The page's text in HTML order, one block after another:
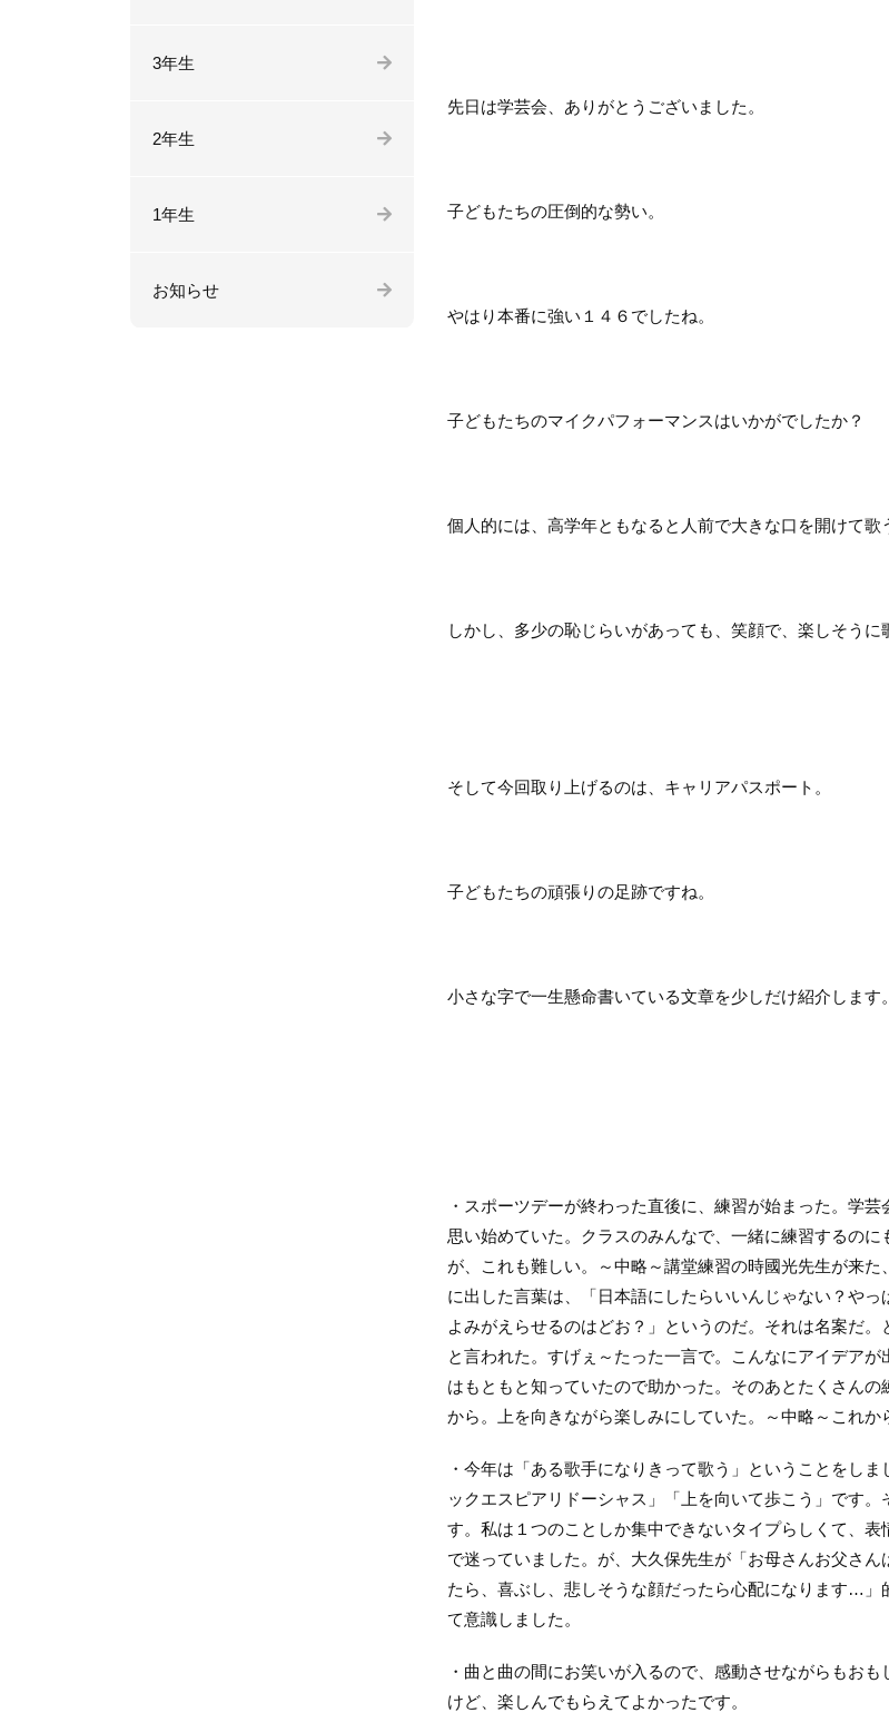
先日は学芸会、ありがとうございました。
子どもたちの圧倒的な勢い。
やはり本番に強い１４６でしたね。
子どもたちのマイクパフォーマンスはいかがでしたか？
個人的には、高学年ともなると人前で大きな口を開けて歌
しかし、多少の恥じらいがあっても、笑顔で、楽しそう
そして今回取り上げるのは、キャリアパスポート。
子どもたちの頑張りの足跡ですね。
小さな字で一生懸命書いている文章を少しだけ紹介します。
・スポーツデーが終わった直後に、練習が始まった。学
思い始めていた。クラスのみんなで、一緒に練習するの
が、これも難しい。～中略～講堂練習の時國光先生が来
に出した言葉は、「日本語にしたらいいんじゃない？や
よみがえらせるのはどお？」というのだ。それは名案だ
と言われた。すげぇ～たった一言で。こんなにアイデア
はもともと知っていたので助かった。そのあとたくさん
から。上を向きながら楽しみにしていた。～中略～これか
・今年は「ある歌手になりきって歌う」ということをし
ックエスピアリドーシャス」「上を向いて歩こう」です
す。私は１つのことしか集中できないタイプらしくて、
で迷っていました。が、大久保先生が「お母さんお父さ
たら、喜ぶし、悲しそうな顔だったら心配になります…
て意識しました。
・曲と曲の間にお笑いが入るので、感動させながらもお
けど、楽しんでもらえてよかったです。
3年生
2年生
1年生
お知らせ